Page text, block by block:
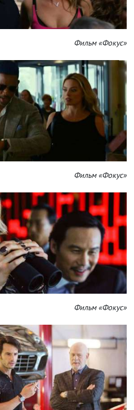
Фильм «Фокус»
Фильм «Фокус»
Фильм «Фокус»